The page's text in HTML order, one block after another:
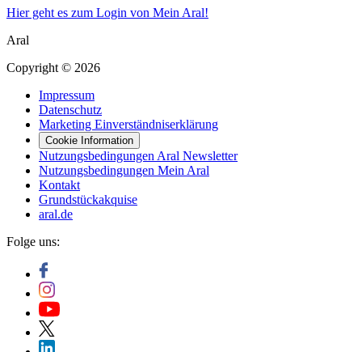
Hier geht es zum Login von Mein Aral!
Aral
Copyright © 2026
Impressum
Datenschutz
Marketing Einverständniserklärung
Cookie Information
Nutzungsbedingungen Aral Newsletter
Nutzungsbedingungen Mein Aral
Kontakt
Grundstückakquise
aral.de
Folge uns: